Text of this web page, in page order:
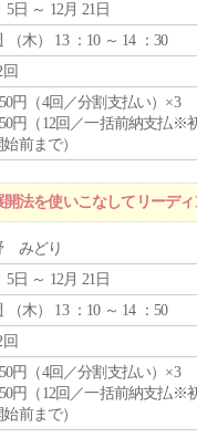
5日 ～ 12月 21日
（木） 13 ：10 ～ 14 ：30
回
円（4回／分割支払い）×3
円（12回／一括前納支払※
前まで）
を使いこなしてリーディ
みどり
5日 ～ 12月 21日
（木） 13 ：10 ～ 14 ：50
回
円（4回／分割支払い）×3
円（12回／一括前納支払※
前まで）